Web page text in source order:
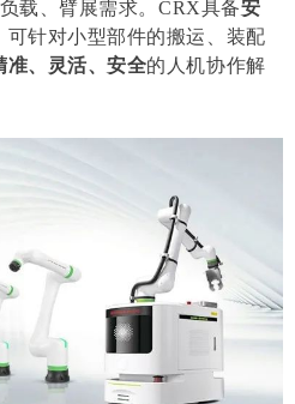
载、臂展需求。CRX具备安
可针对小型部件的搬运、装配
准、灵活、安全的人机协作解